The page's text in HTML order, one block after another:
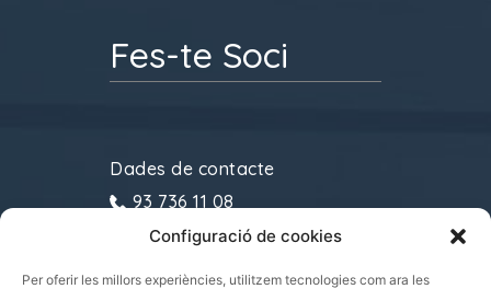
Configuració de cookies
Per oferir les millors experiències, utilitzem tecnologies com ara les
Fes-te Soci
Dades de contacte
93 736 11 08
gremitransports@cecot.org
C/ Sant Pau, 6. 08221